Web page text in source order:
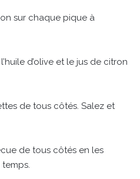
sur chaque pique à
d’olive et le jus de citron
de tous côtés. Salez et
de tous côtés en les